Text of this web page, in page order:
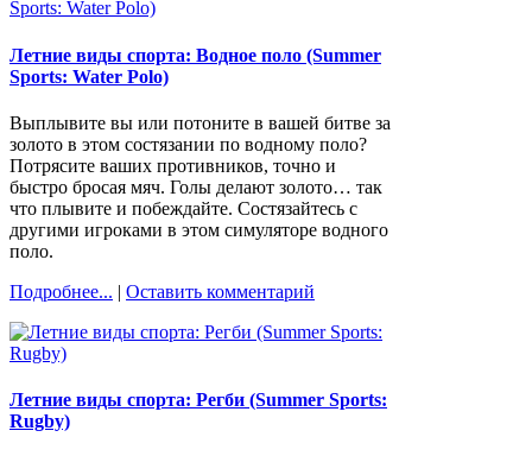
Летние виды спорта: Водное поло (Summer
Sports: Water Polo)
Выплывите вы или потоните в вашей битве за
золото в этом состязании по водному поло?
Потрясите ваших противников, точно и
быстро бросая мяч. Голы делают золото… так
что плывите и побеждайте. Состязайтесь с
другими игроками в этом симуляторе водного
поло.
Подробнее... | Оставить комментарий
Летние виды спорта: Регби (Summer Sports:
Rugby)